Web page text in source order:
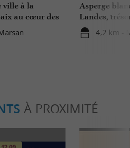
ville à la
au cœur des
Asperge
Landes,
région
4,2 km -
À PROXIMITÉ